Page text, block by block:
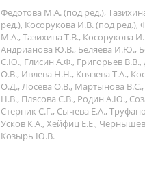
Федотова М.А. (под ред.),
ред.), Косорукова И.В. (под ред.),
М.А., Тазихина Т.В., Косорукова
Андрианова Ю.В., Беляева И.Ю.,
С.Ю., Глисин А.Ф., Григорьев В.В.,
О.В., Ивлева Н.Н., Князева Т.А.,
О.Д., Лосева О.В., Мартынова
Н.В., Плясова С.В., Родин А.Ю.,
Стерник С.Г., Сычева Е.А.,
Усков К.А., Хейфиц Е.Е.,
Козырь Ю.В.